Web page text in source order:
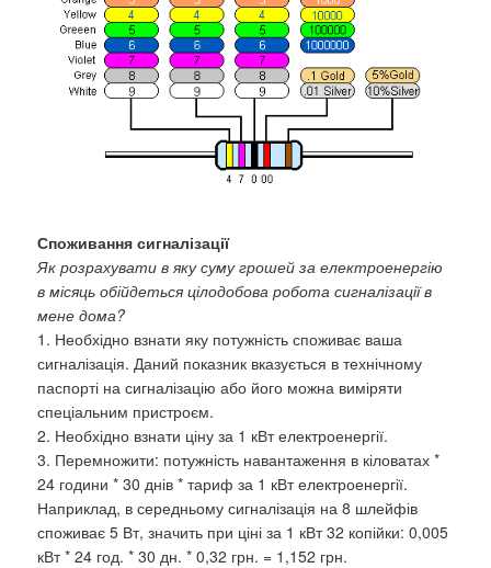
Споживання сигналізації
Як розрахувати в яку суму грошей за електроенергію
в місяць обійдеться цілодобова робота сигналізації в
мене дома?
1. Необхідно взнати яку потужність споживає ваша
сигналізація. Даний показник вказується в технічному
паспорті на сигналізацію або його можна виміряти
спеціальним пристроєм.
2. Необхідно взнати ціну за 1 кВт електроенергії.
3. Перемножити: потужність навантаження в кіловатах *
24 години * 30 днів * тариф за 1 кВт електроенергії.
Наприклад, в середньому сигналізація на 8 шлейфів
споживає 5 Вт, значить при ціні за 1 кВт 32 копійки: 0,005
кВт * 24 год. * 30 дн. * 0,32 грн. = 1,152 грн.